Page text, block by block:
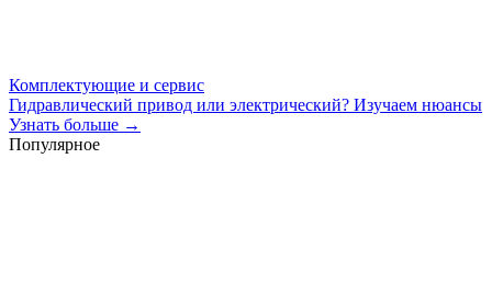
Комплектующие и сервис
Гидравлический привод или электрический? Изучаем нюансы
Узнать больше →
Популярное